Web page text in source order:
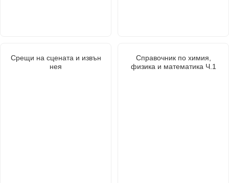
Срещи на сцената и извън
нея
Справочник по химия,
физика и математика Ч.1